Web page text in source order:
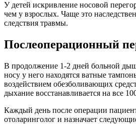
У детей искривление носовой
чем у взрослых. Чаще это
следствия травмы.
Послеоперационный
В продолжение 1-2 дней больной
носу у него находятся ватные
воздействием обезболивающих
дыхание восстанавливается на все
Каждый день после операции
отоларинголог и назначает